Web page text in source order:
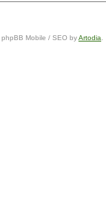
phpBB Mobile / SEO byArtodia